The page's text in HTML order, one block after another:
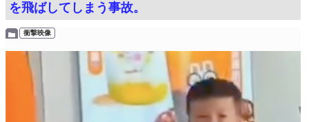
を飛ばしてしまう事故。
衝撃映像